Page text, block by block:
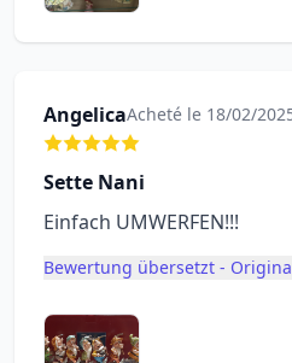
AngelicaAcheté le 18/02/
Sette Nani
Einfach UMWERFEN!!!
Bewertung übersetzt -